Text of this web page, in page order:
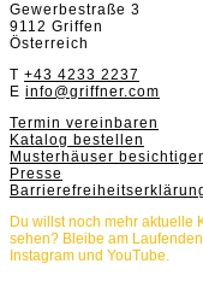
Gewerbestraße 3
9112 Griffen
Österreich
T +43 4233 2237
E info@griffner.com
Termin vereinbaren
Katalog bestellen
Musterhäuser
Presse
Du willst noch mehr aktuelle
sehen? Bleibe am
Instagram und YouTube.